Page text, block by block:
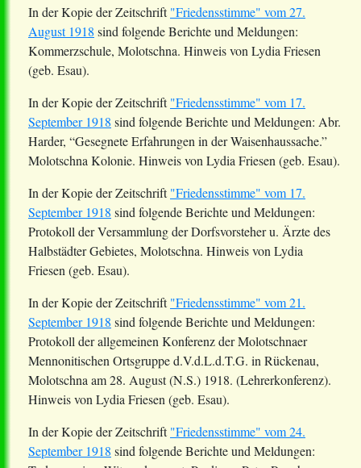
In der Kopie der Zeitschrift"Friedensstimme" vom 27.
August 1918 sind folgende Berichte und Meldungen:
Kommerzschule, Molotschna. Hinweis von Lydia Friesen
(geb. Esau).
In der Kopie der Zeitschrift"Friedensstimme" vom 17.
September 1918 sind folgende Berichte und Meldungen: Abr.
Harder, “Gesegnete Erfahrungen in der Waisenhaussache.”
Molotschna Kolonie. Hinweis von Lydia Friesen (geb. Esau).
In der Kopie der Zeitschrift"Friedensstimme" vom 17.
September 1918 sind folgende Berichte und Meldungen:
Protokoll der Versammlung derDorfsvorsteheru. Ärzte des
Halbstädter Gebietes, Molotschna. Hinweis von Lydia
Friesen (geb. Esau).
In der Kopie der Zeitschrift"Friedensstimme" vom 21.
September 1918 sind folgende Berichte und Meldungen:
Protokoll der allgemeinen Konferenz derMolotschnaer
Mennonitischen Ortsgrupped.V.d.L.d.T.G. inRückenau,
Molotschna am 28. August (N.S.) 1918. (Lehrerkonferenz).
Hinweis von Lydia Friesen (geb. Esau).
In der Kopie der Zeitschrift"Friedensstimme" vom 24.
September 1918 sind folgende Berichte und Meldungen: